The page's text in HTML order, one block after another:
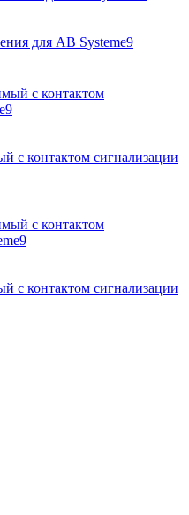
для АВ Systeme9
с контактом сигнализации
с контактом сигнализации